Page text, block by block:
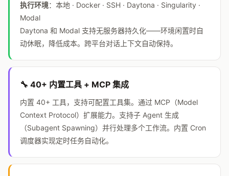
执行环境：本地 · Docker · SSH · Daytona · Singularity ·
Modal
Daytona 和 Modal 支持无服务器持久化——环境闲置时自
动休眠，降低成本。跨平台对话上下文自动保持。
🔧 40+ 内置工具 + MCP 集成
内置 40+ 工具，支持可配置工具集。通过 MCP（Model
Context Protocol）扩展能力。支持子 Agent 生成
（Subagent Spawning）并行处理多个工作流。内置 Cron
调度器实现定时任务自动化。